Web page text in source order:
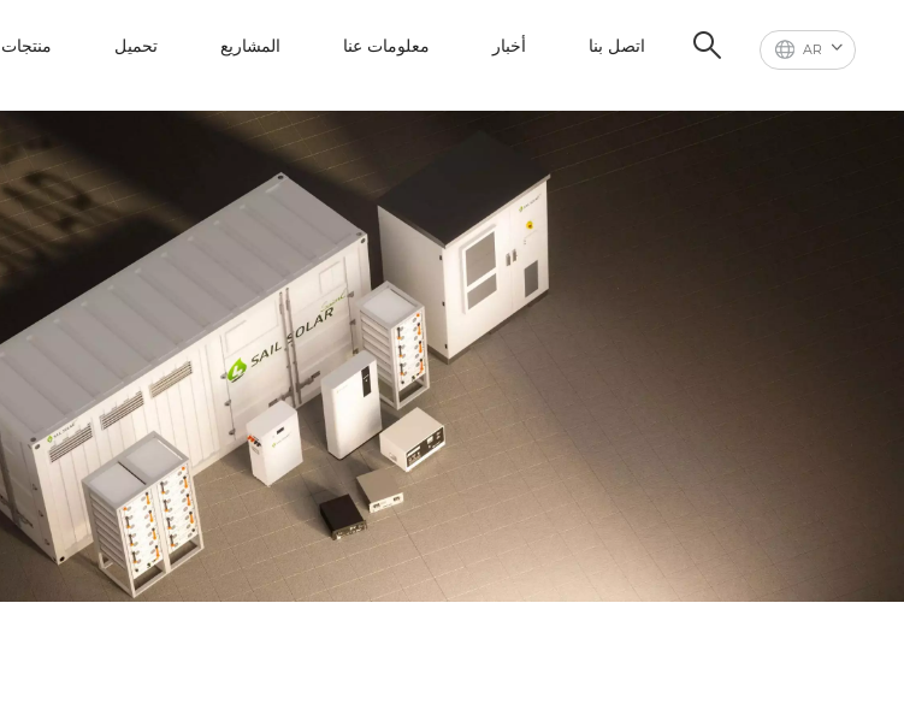
AR منتجات تحميل المشاريع معلومات عنا أخبار اتصل بنا